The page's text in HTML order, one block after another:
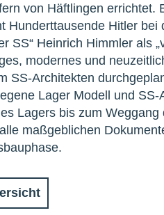
von Häftlingen errichtet.
Hunderttausende Hitler
SS“ Heinrich Himmler als
modernes und
SS-Architekten
Lager Modell und
Lagers bis zum
maßgeblichen